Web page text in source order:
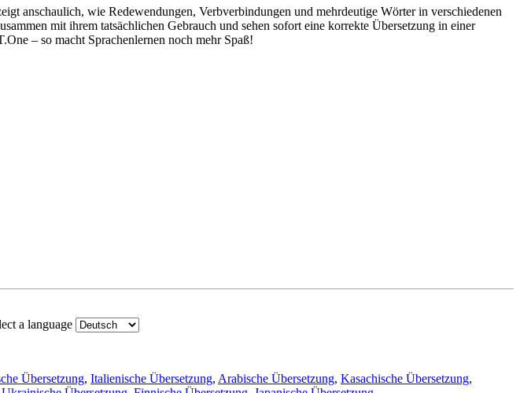
anschaulich, wie Redewendungen, Verbverbindungen und mehrdeutige Wörter in verschiedenen
mit ihrem tatsächlichen Gebrauch und sehen sofort eine korrekte Übersetzung in einer
– so macht Sprachenlernen noch mehr Spaß!
a language
Übersetzung, Italienische Übersetzung, Arabische Übersetzung, Kasachische Übersetzung,